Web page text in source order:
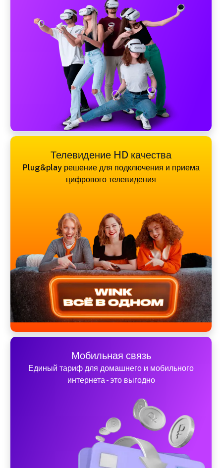
Телевидение HD качества
Plug&play решение для подключения и приема
цифрового телевидения
Мобильная связь
Единый тариф для домашнего и мобильного
интернета - это выгодно